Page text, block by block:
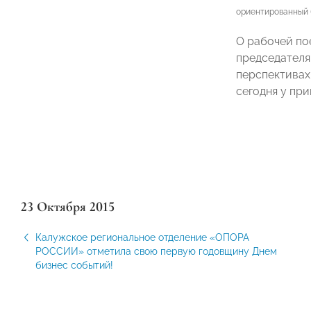
ориентированный
О рабочей
сегодня у
23 Октября 2015
Калужское региональное отделение «ОПОРА
РОССИИ» отметила свою первую годовщину Днем
бизнес событий!